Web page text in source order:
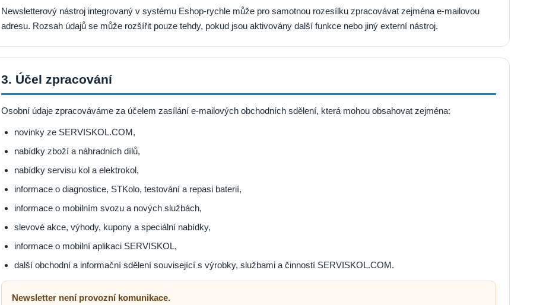
Newsletterový nástroj integrovaný v systému Eshop-rychle může pro samotnou rozesílku zpracovávat zejména e-mailovou
adresu. Rozsah údajů se může rozšířit pouze tehdy, pokud jsou aktivovány další funkce nebo jiný externí nástroj.
3. Účel zpracování
Osobní údaje zpracováváme za účelem zasílání e-mailových obchodních sdělení, která mohou obsahovat zejména:
novinky ze SERVISKOL.COM,
nabídky zboží a náhradních dílů,
nabídky servisu kol a elektrokol,
informace o diagnostice, STKolo, testování a repasi baterií,
informace o mobilním svozu a nových službách,
slevové akce, výhody, kupony a speciální nabídky,
informace o mobilní aplikaci SERVISKOL,
další obchodní a informační sdělení související s výrobky, službami a činností SERVISKOL.COM.
Newsletter není provozní komunikace.